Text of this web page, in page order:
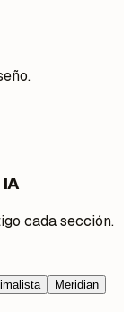
cada sección.
Meridian